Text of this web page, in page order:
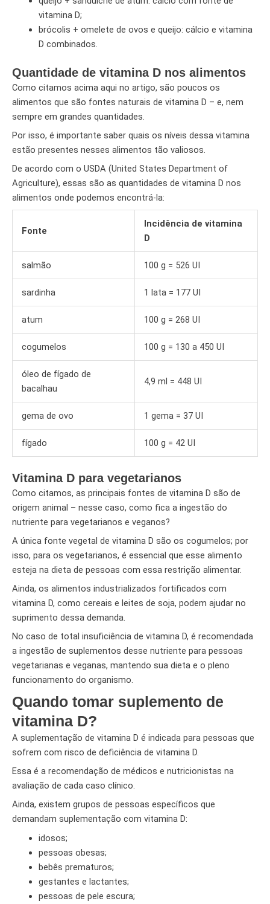
vitamina D;
brócolis + omelete de ovos e queijo: cálcio e vitamina
D combinados.
Quantidade de vitamina D nos alimentos
Como citamos acima aqui no artigo, são poucos os
alimentos que são fontes naturais de vitamina D – e, nem
sempre em grandes quantidades.
Por isso, é importante saber quais os níveis dessa vitamina
estão presentes nesses alimentos tão valiosos.
De acordo com o USDA (United States Department of
Agriculture), essas são as quantidades de vitamina D nos
alimentos onde podemos encontrá-la:
Fonte
Incidência de vitamina
D
salmão 100 g = 526 UI
sardinha 1 lata = 177 UI
atum 100 g = 268 UI
cogumelos 100 g = 130 a 450 UI
óleo de fígado de
bacalhau
4,9 ml = 448 UI
gema de ovo 1 gema = 37 UI
fígado 100 g = 42 UI
Vitamina D para vegetarianos
Como citamos, as principais fontes de vitamina D são de
origem animal – nesse caso, como fica a ingestão do
nutriente para vegetarianos e veganos?
A única fonte vegetal de vitamina D são os cogumelos; por
isso, para os vegetarianos, é essencial que esse alimento
esteja na dieta de pessoas com essa restrição alimentar.
Ainda, os alimentos industrializados fortificados com
vitamina D, como cereais e leites de soja, podem ajudar no
suprimento dessa demanda.
No caso de total insuficiência de vitamina D, é recomendada
a ingestão de suplementos desse nutriente para pessoas
vegetarianas e veganas, mantendo sua dieta e o pleno
funcionamento do organismo.
Quando tomar suplemento de
vitamina D?
A suplementação de vitamina D é indicada para pessoas que
sofrem com risco de deficiência de vitamina D.
Essa é a recomendação de médicos e nutricionistas na
avaliação de cada caso clínico.
Ainda, existem grupos de pessoas específicos que
demandam suplementação com vitamina D:
idosos;
pessoas obesas;
bebês prematuros;
gestantes e lactantes;
pessoas de pele escura;